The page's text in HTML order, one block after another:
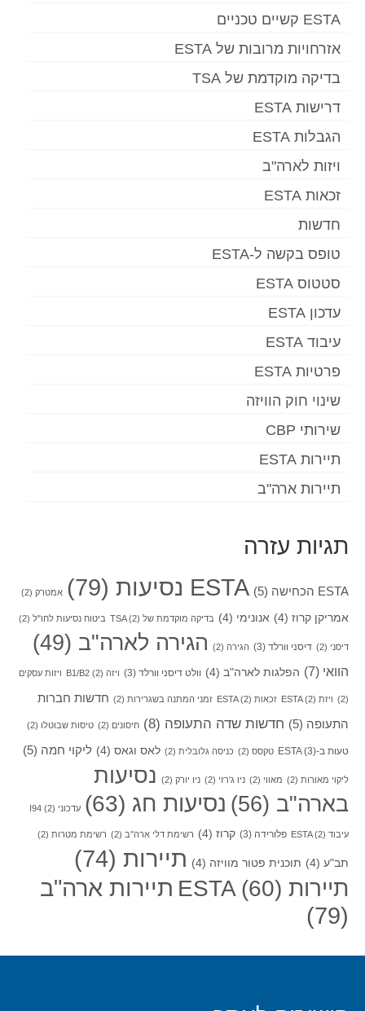
ESTA קשיים טכניים
אזרחויות מרובות של ESTA
בדיקה מוקדמת של TSA
דרישות ESTA
הגבלות ESTA
ויזות לארה"ב
זכאות ESTA
חדשות
טופס בקשה ל-ESTA
סטטוס ESTA
עדכון ESTA
עיבוד ESTA
פרטיות ESTA
שינוי חוק הוויזה
שירותי CBP
תיירות ESTA
תיירות ארה"ב
תגיות עזרה
ESTA הכחישה (5) ESTA נסיעות (79) אמטרק (2)
אמריקן קרוז (4) אנונימי (4) בדיקה מוקדמת של TSA (2) ביטוח נסיעות לחו"ל (2)
דיסני (2) דיסני וורלד (3) הגירה (2) הגירה לארה"ב (49)
הוואי (7) הפלגות לארה"ב (4) וולט דיסני וורלד (3) ויזה B1/B2 (2) ויזות עסקים
(2) ויזת ESTA (2) זכאות ESTA (2) זמני המתנה בשגרירות (2)
חדשות חברות
התעופה (5) חדשות שדה התעופה (8) חיסונים (2) טיסות שבוטלו (2)
טעות ב-ESTA(3) טקסס (2) כניסה גלובלית (2) לאס וגאס (4) ליקוי חמה (5)
ליקוי מאורות (2) מאווי (2) ניו ג'רזי (2) ניו יורק (2)
נסיעות
בארה"ב (56) נסיעות חג (63) עדכוני I94 (2)
עיבוד ESTA (2) פלורידה (3) קרוז (4) רשימת דלי ארה"ב (2) רשימת מטרות (2)
תב"ע (4) תוכנית פטור מוויזה (4) תיירות (74)
תיירות ESTA (60)
תיירות ארה"ב
(79)